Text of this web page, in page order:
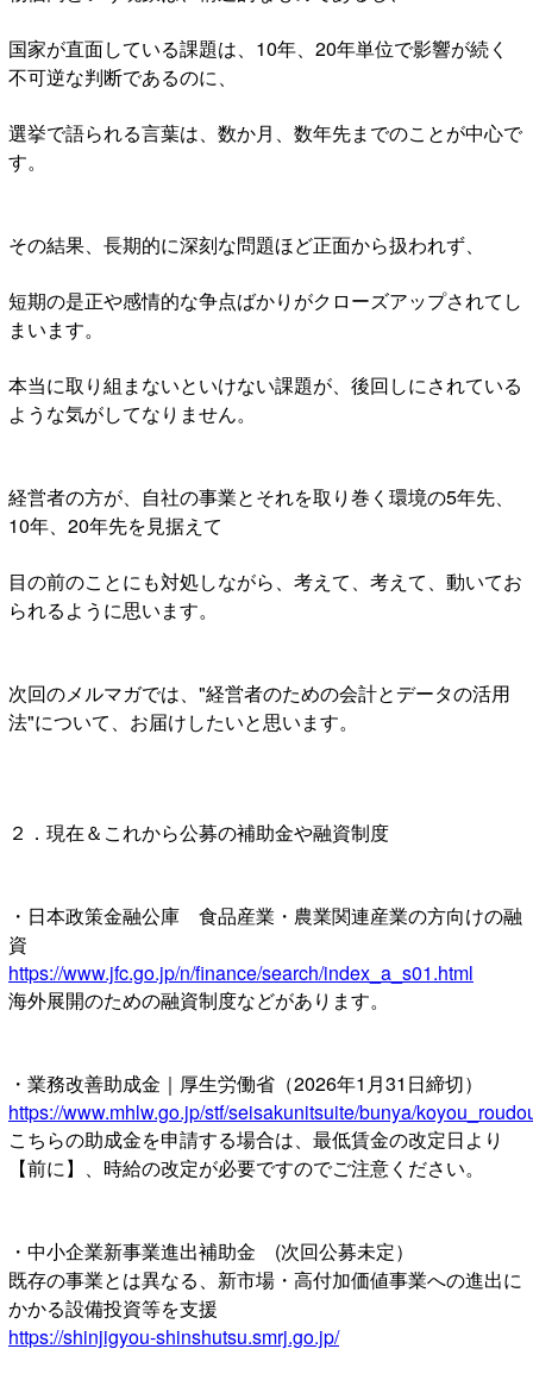
国家が直面している課題は、10年、20年単位で影響が続く
不可逆な判断であるのに、
選挙で語られる言葉は、数か月、数年先までのことが中心で
す。
その結果、長期的に深刻な問題ほど正面から扱われず、
短期の是正や感情的な争点ばかりがクローズアップされてし
まいます。
本当に取り組まないといけない課題が、後回しにされている
ような気がしてなりません。
経営者の方が、自社の事業とそれを取り巻く環境の5年先、
10年、20年先を見据えて
目の前のことにも対処しながら、考えて、考えて、動いてお
られるように思います。
次回のメルマガでは、"経営者のための会計とデータの活用
法"について、お届けしたいと思います。
２．現在＆これから公募の補助金や融資制度
・日本政策金融公庫 食品産業・農業関連産業の方向けの融
資
https://www.jfc.go.jp/n/finance/search/index_a_s01.html
海外展開のための融資制度などがあります。
・業務改善助成金｜厚生労働省（2026年1月31日締切）
https://www.mhlw.go.jp/stf/seisakunitsuite/bunya/
こちらの助成金を申請する場合は、最低賃金の改定日より
【前に】、時給の改定が必要ですのでご注意ください。
・中小企業新事業進出補助金 (次回公募未定）
既存の事業とは異なる、新市場・高付加価値事業への進出に
かかる設備投資等を支援
https://shinjigyou-shinshutsu.smrj.go.jp/